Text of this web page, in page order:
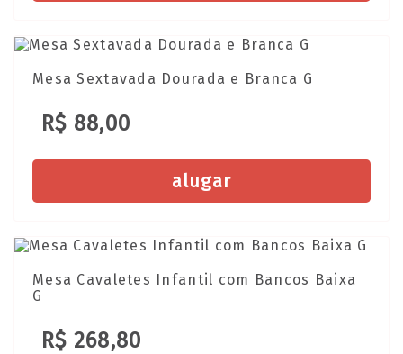
Mesa Sextavada Dourada e Branca G
R$ 88,00
alugar
Mesa Cavaletes Infantil com Bancos Baixa
G
R$ 268,80